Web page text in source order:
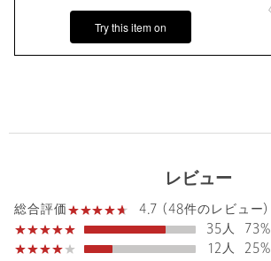
対象商品
対象外商品
サイズ FREE
原産国 日本製
Try this item on
レビュー
総合評価
4.7 (48件のレビュー)
35人
73%
12人
25%